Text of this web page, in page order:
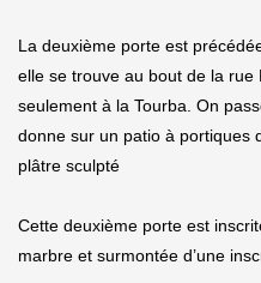
La deuxième porte est
elle se trouve au bout de la rue
seulement à la Tourba. On
donne sur un patio à portiques
plâtre sculpté
Cette deuxième porte est
marbre et surmontée d’une